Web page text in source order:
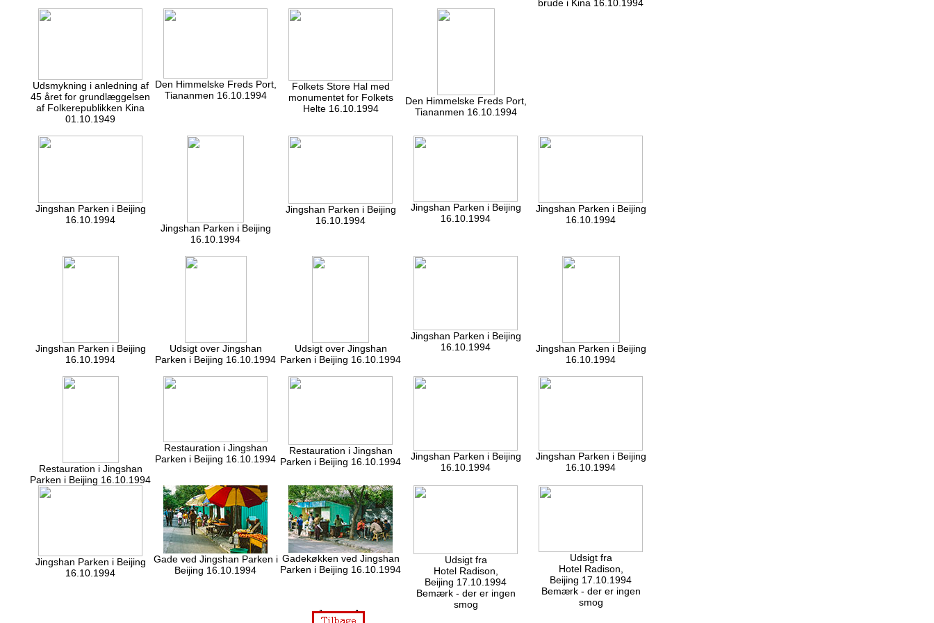
brude i Kina 16.10.1994
Udsmykning i anledning af
45 året for grundlæggelsen
af Folkerepublikken Kina
01.10.1949
Den Himmelske Freds Port,
Tiananmen 16.10.1994
Folkets Store Hal med
monumentet for Folkets
Helte 16.10.1994
Den Himmelske Freds Port,
Tiananmen 16.10.1994
Jingshan Parken i Beijing
16.10.1994
Jingshan Parken i Beijing
16.10.1994
Jingshan Parken i Beijing
16.10.1994
Jingshan Parken i Beijing
16.10.1994
Jingshan Parken i Beijing
16.10.1994
Jingshan Parken i Beijing
16.10.1994
Udsigt over Jingshan
Parken i Beijing 16.10.1994
Udsigt over Jingshan
Parken i Beijing 16.10.1994
Jingshan Parken i Beijing
16.10.1994
Jingshan Parken i Beijing
16.10.1994
Restauration i Jingshan
Parken i Beijing 16.10.1994
Restauration i Jingshan
Parken i Beijing 16.10.1994
Restauration i Jingshan
Parken i Beijing 16.10.1994
Jingshan Parken i Beijing
16.10.1994
Jingshan Parken i Beijing
16.10.1994
Jingshan Parken i Beijing
16.10.1994
Gade ved Jingshan Parken i
Beijing 16.10.1994
Gadekøkken ved Jingshan
Parken i Beijing 16.10.1994
Udsigt fra
Hotel Radison,
Beijing 17.10.1994
Bemærk - der er ingen
smog
Udsigt fra
Hotel Radison,
Beijing 17.10.1994
Bemærk - der er ingen
smog